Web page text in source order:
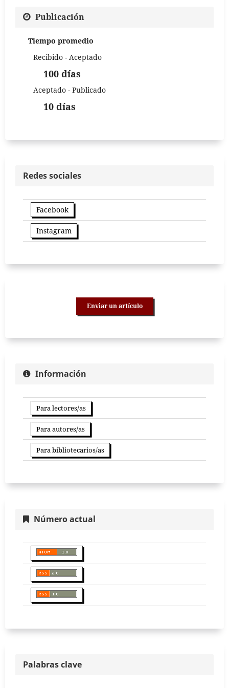
Publicación
Tiempo promedio
Recibido - Aceptado
100 días
Aceptado - Publicado
10 días
Redes sociales
Facebook
Instagram
Enviar un artículo
Información
Para lectores/as
Para autores/as
Para bibliotecarios/as
Número actual
Palabras clave